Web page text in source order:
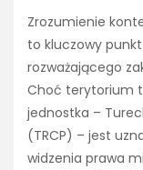
Zrozumienie
to kluczowy
rozważającego
Choć terytorium
jednostka –
(TRCP) – jest
widzenia prawa